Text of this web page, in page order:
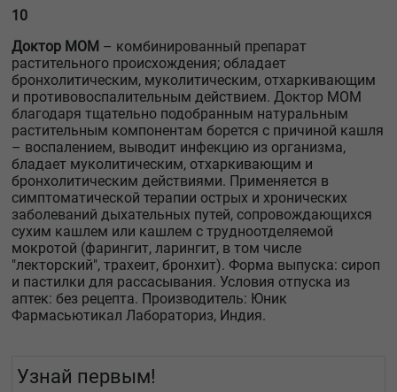
10
Доктор МОМ – комбинированный препарат
растительного происхождения; обладает
бронхолитическим, муколитическим, отхаркивающим
и противовоспалительным действием. Доктор МОМ
благодаря тщательно подобранным натуральным
растительным компонентам борется с причиной кашля
– воспалением, выводит инфекцию из организма,
бладает муколитическим, отхаркивающим и
бронхолитическим действиями. Применяется в
симптоматической терапии острых и хронических
заболеваний дыхательных путей, сопровождающихся
сухим кашлем или кашлем с трудноотделяемой
мокротой (фарингит, ларингит, в том числе
"лекторский", трахеит, бронхит). Форма выпуска: сироп
и пастилки для рассасывания. Условия отпуска из
аптек: без рецепта. Производитель: Юник
Фармасьютикал Лабораториз, Индия.
Узнай первым!